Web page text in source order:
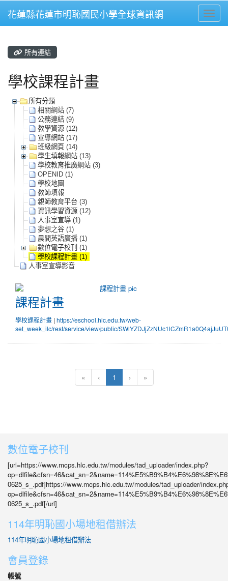
花蓮縣花蓮市明恥國民小學全球資訊網
所有連結
學校課程計畫
所有分類
相關網站 (7)
公務連結 (9)
教學資源 (12)
宣導網站 (17)
班級網頁 (14)
學生填報網站 (13)
學校教育推廣網站 (3)
OPENID (1)
學校地圖
教師填報
親師教育平台 (3)
資訊學習資源 (12)
人事室宣導 (1)
夢想之谷 (1)
晨間英語廣播 (1)
數位電子校刊 (1)
學校課程計畫 (1)
人事室宣導影音
課程計畫
學校課程計畫 | https://eschool.hlc.edu.tw/web-
set_week_ilc/rest/service/view/public/
« ‹ 1 (目前頁次)
› »
數位電子校刊
[url=https://www.mcps.hlc.edu.tw/modules/tad_uploader/index.php?
0625_s_.pdf]https://www.mcps.hlc.edu.tw/modules/tad_uploader/
0625_s_.pdf[/url]
114年明恥國小場地租借辦法
114年明恥國小場地租借辦法
會員登錄
帳號